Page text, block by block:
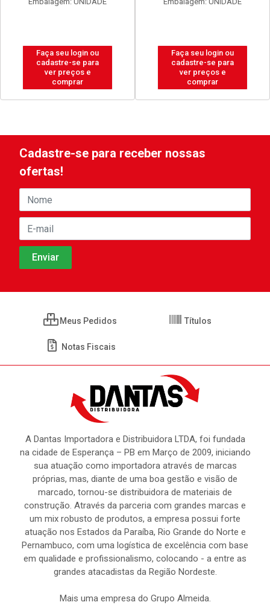
Faça seu login ou
cadastre-se para
ver preços e
comprar
Faça seu login ou
cadastre-se para
ver preços e
comprar
Cadastre-se para receber nossas
ofertas!
Meus Pedidos Títulos
Notas Fiscais
A Dantas Importadora e Distribuidora LTDA, foi fundada
na cidade de Esperança – PB em Março de 2009, iniciando
sua atuação como importadora através de marcas
próprias, mas, diante de uma boa gestão e visão de
marcado, tornou-se distribuidora de materiais de
construção. Através da parceria com grandes marcas e
um mix robusto de produtos, a empresa possui forte
atuação nos Estados da Paraíba, Rio Grande do Norte e
Pernambuco, com uma logística de excelência com base
em qualidade e profissionalismo, colocando - a entre as
grandes atacadistas da Região Nordeste.
Mais uma empresa do Grupo Almeida.